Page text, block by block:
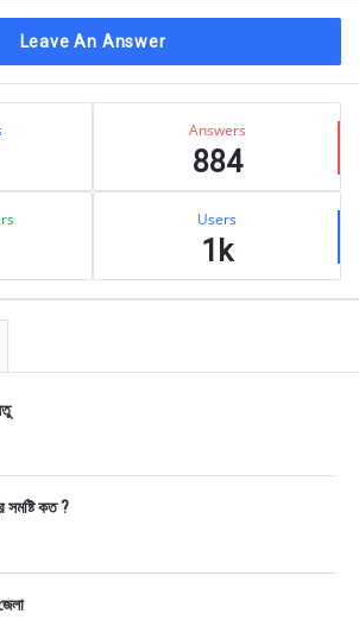
Leave An Answer
Answers
884
Users
1k
সমষ্টি কত ?